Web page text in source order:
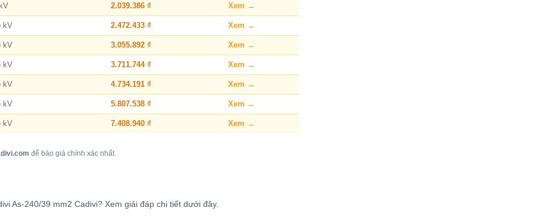
2.039.386 ₫ Xem →
kV 2.472.433 ₫ Xem →
kV 3.055.892 ₫ Xem →
kV 3.711.744 ₫ Xem →
kV 4.734.191 ₫ Xem →
kV 5.807.538 ₫ Xem →
kV 7.408.940 ₫ Xem →
để báo giá chính xác nhất.
As-240/39 mm2 Cadivi? Xem giải đáp chi tiết dưới đây.